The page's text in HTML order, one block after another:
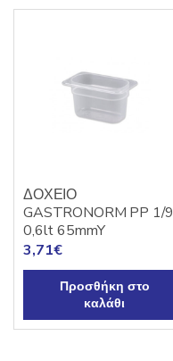
ΔΟΧΕΙΟ
GASTRONORM PP 1/9
0,6lt 65mmY
3,71€
Προσθήκη στο
καλάθι